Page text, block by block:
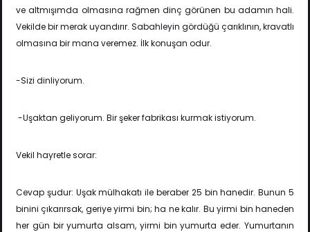
ve altmışımda olmasına rağmen dinç görünen bu adamın hali.
Vekilde bir merak uyandırır. Sabahleyin gördüğü çarıklının, kravatlı
olmasına bir mana veremez. İlk konuşan odur.
-Sizi dinliyorum.
-Uşaktan geliyorum. Bir şeker fabrikası kurmak istiyorum.
Vekil hayretle sorar:
Cevap şudur: Uşak mülhakatı ile beraber 25 bin hanedir. Bunun 5
binini çıkarırsak, geriye yirmi bin; ha ne kalır. Bu yirmi bin haneden
her gün bir yumurta alsam, yirmi bin yumurta eder. Yumurtanın